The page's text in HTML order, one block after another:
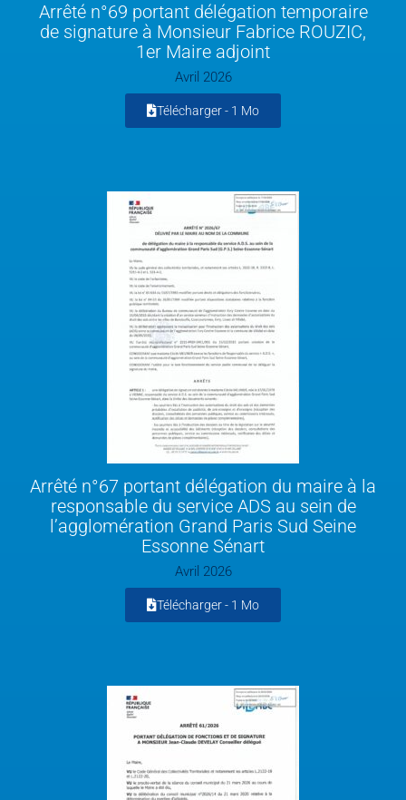
Arrêté n°69 portant délégation temporaire
de signature à Monsieur Fabrice ROUZIC,
1er Maire adjoint
Avril 2026
Télécharger - 1 Mo
Arrêté n°67 portant délégation du maire à la
responsable du service ADS au sein de
l’agglomération Grand Paris Sud Seine
Essonne Sénart
Avril 2026
Télécharger - 1 Mo